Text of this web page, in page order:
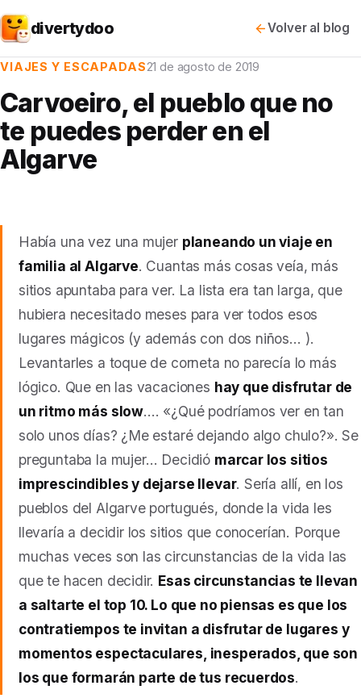
divertydoo Volver al blog
VIAJES Y ESCAPADAS21 de agosto de 2019
Carvoeiro, el pueblo que no
te puedes perder en el
Algarve
Había una vez una mujer planeando un viaje en
familia al Algarve. Cuantas más cosas veía, más
sitios apuntaba para ver. La lista era tan larga, que
hubiera necesitado meses para ver todos esos
lugares mágicos (y además con dos niños… ).
Levantarles a toque de corneta no parecía lo más
lógico. Que en las vacaciones hay que disfrutar de
un ritmo más slow…. «¿Qué podríamos ver en tan
solo unos días? ¿Me estaré dejando algo chulo?». Se
preguntaba la mujer… Decidió marcar los sitios
imprescindibles y dejarse llevar. Sería allí, en los
pueblos del Algarve portugués, donde la vida les
llevaría a decidir los sitios que conocerían. Porque
muchas veces son las circunstancias de la vida las
que te hacen decidir. Esas circunstancias te llevan
a saltarte el top 10. Lo que no piensas es que los
contratiempos te invitan a disfrutar de lugares y
momentos espectaculares, inesperados, que son
los que formarán parte de tus recuerdos.